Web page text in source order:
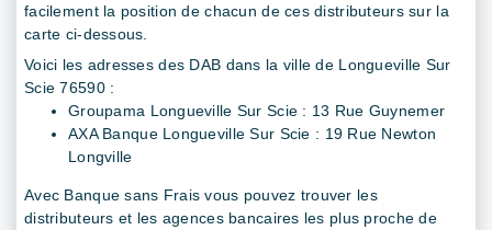
facilement la position de chacun de ces distributeurs sur la
carte ci-dessous.
Voici les adresses des DAB dans la ville de Longueville Sur
Scie 76590 :
Groupama Longueville Sur Scie : 13 Rue Guynemer
AXA Banque Longueville Sur Scie : 19 Rue Newton
Longville
Avec Banque sans Frais vous pouvez trouver les
distributeurs et les agences bancaires les plus proche de